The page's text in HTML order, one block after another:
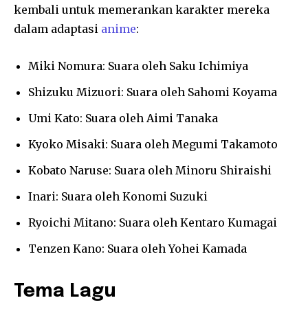
kembali untuk memerankan karakter mereka
dalam adaptasi anime:
Miki Nomura: Suara oleh Saku Ichimiya
Shizuku Mizuori: Suara oleh Sahomi Koyama
Umi Kato: Suara oleh Aimi Tanaka
Kyoko Misaki: Suara oleh Megumi Takamoto
Kobato Naruse: Suara oleh Minoru Shiraishi
Inari: Suara oleh Konomi Suzuki
Ryoichi Mitano: Suara oleh Kentaro Kumagai
Tenzen Kano: Suara oleh Yohei Kamada
Tema Lagu